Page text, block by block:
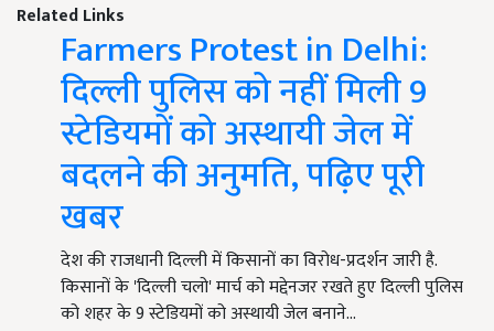
Related Links
Farmers Protest in Delhi:
दिल्ली पुलिस को नहीं मिली 9
स्टेडियमों को अस्थायी जेल में
बदलने की अनुमति, पढ़िए पूरी
खबर
देश की राजधानी दिल्ली में किसानों का विरोध-प्रदर्शन जारी है.
किसानों के 'दिल्ली चलो' मार्च को मद्देनजर रखते हुए दिल्ली पुलिस
को शहर के 9 स्टेडियमों को अस्थायी जेल बनाने…